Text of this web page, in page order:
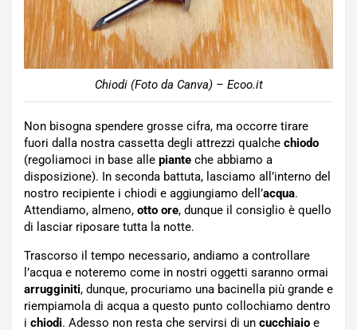
Chiodi (Foto da Canva) – Ecoo.it
Non bisogna spendere grosse cifra, ma occorre tirare
fuori dalla nostra cassetta degli attrezzi qualche chiodo
(regoliamoci in base alle piante che abbiamo a
disposizione). In seconda battuta, lasciamo all’interno del
nostro recipiente i chiodi e aggiungiamo dell’acqua.
Attendiamo, almeno, otto ore, dunque il consiglio è quello
di lasciar riposare tutta la notte.
Trascorso il tempo necessario, andiamo a controllare
l’acqua e noteremo come in nostri oggetti saranno ormai
arrugginiti, dunque, procuriamo una bacinella più grande e
riempiamola di acqua a questo punto collochiamo dentro
i chiodi. Adesso non resta che servirsi di un cucchiaio e